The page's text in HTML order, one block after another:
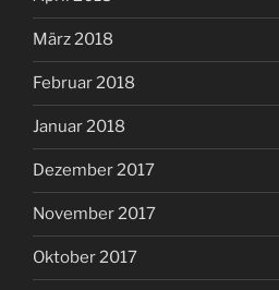
März 2018
Februar 2018
Januar 2018
Dezember 2017
November 2017
Oktober 2017